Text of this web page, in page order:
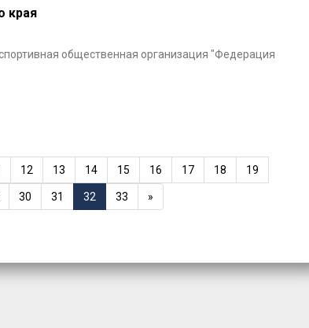
края
общественная организация "Федерация
12 13 14 15 16 17 18 19
30 31 32 33 »